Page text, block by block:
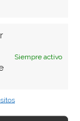
Siempre activo